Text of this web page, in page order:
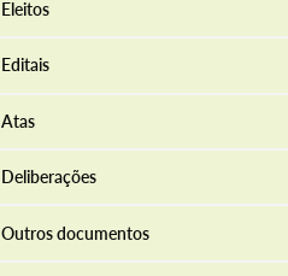
Eleitos
Editais
Atas
Deliberações
Outros documentos